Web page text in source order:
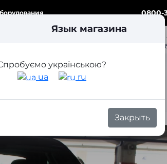
0800-
Октавия А7
Язык магазина
українською?
ua
ru
Закрыть